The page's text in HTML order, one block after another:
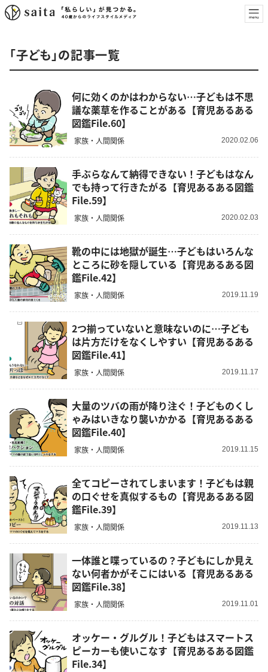
「子ども」の記事一覧
何に効くのかはわからない…子どもは不思
議な薬草を作ることがある【育児あるある
図鑑File.60】
家族・人間関係 2020.02.06
手ぶらなんて納得できない！子どもはなん
でも持って行きたがる【育児あるある図鑑
File.59】
家族・人間関係 2020.02.03
靴の中には地獄が誕生…子どもはいろんな
ところに砂を隠している【育児あるある図
鑑File.42】
家族・人間関係 2019.11.19
2つ揃っていないと意味ないのに…子ども
は片方だけをなくしやすい【育児あるある
図鑑File.41】
家族・人間関係 2019.11.17
大量のツバの雨が降り注ぐ！子どものくし
ゃみはいきなり襲いかかる【育児あるある
図鑑File.40】
家族・人間関係 2019.11.15
全てコピーされてしまいます！子どもは親
の口ぐせを真似するもの【育児あるある図
鑑File.39】
家族・人間関係 2019.11.13
一体誰と喋っているの？子どもにしか見え
ない何者かがそこにはいる【育児あるある
図鑑File.38】
家族・人間関係 2019.11.01
オッケー・グルグル！子どもはスマートス
ピーカーも使いこなす【育児あるある図鑑
File.34】